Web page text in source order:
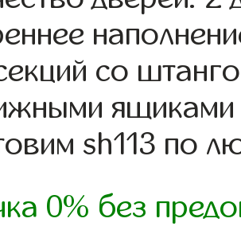
со
ящиками
sh113 по
0% без